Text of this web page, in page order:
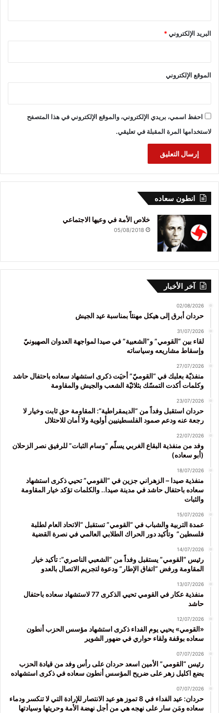
البريد الإلكتروني*
الموقع الإلكتروني
احفظ اسمي، بريدي الإلكتروني، والموقع الإلكتروني في هذا المتصفح
لاستخدامها المرة المقبلة في تعليقي.
انطون سعاده
خلاص الأمة في وعيها الاجتماعي
05/08/2018
آخر الأخبار
02/08/2026
حردان أبرق إلى هيكل مهنئاً بمناسبة عيد الجيش
31/07/2026
لقاء بين “القومي” و”الشعبية” في صيدا لمواجهة العدوان الصهيونيّ
وإسقاط مشاريعه وسياساته
27/07/2026
منفذيّة بعلبك في “القوميّ” أحيَت ذكرى استشهاد سعاده باحتفال حاشد
وكلمات أكدت التمسّك بثلاثيّة الشعب والجيش والمقاومة
23/07/2026
حردان استقبل وفداً من “الديمقراطية”: المقاومة حق ثابت وخيار لا
رجعة عنه ودعم صمود الفلسطينيين أولوية ولا أمان للاحتلال
22/07/2026
وفد من منفذية البقاع الغربي يسلّم “وسام الثبات” للرفيق نصر الزحلان
(أبو سعاده)
18/07/2026
منفذية صيدا – الزهراني جزين في “القومي” تحيي ذكرى استشهاد
سعاده باحتفال حاشد في مدينة صيدا.. والكلمات تؤكد خيار المقاومة
والثبات
15/07/2026
عمدة التربية والشباب في “القومي” تستقبل “الاتحاد العام لطلبة
فلسطين” وتأكيد دور الحراك الطلابي العالمي في نصرة القضية
14/07/2026
رئيس “القومي” يستقبل وفداً من “الشعبي الناصري”: تأكيد خيار
المقاومة ورفض “اتفاق الإطار” ودعوة لتجريم الاتصال بالعدو
13/07/2026
منفذية عكار في القومي تحيي الذكرى 77 لاستشهاد سعاده باحتفال
حاشد
12/07/2026
«القومي» يحيي يوم الفداء ذكرى استشهاد مؤسس الحزب أنطون
سعاده بوقفة ولقاء حواري في ضهور الشوير
07/07/2026
رئيس “القومي” الأمين اسعد حردان على رأس وفد من قيادة الحزب
يضع اكليل زهر على ضريح المؤسس أنطون سعاده في ذكرى استشهاده
07/07/2026
حردان: عيد الفداء في 8 تموز هو عيد الانتصار للإرادة التي لا تنكسر ودماء
سعاده ومَن سار على نهجه هي من أجل نهضة الأمة وحريتها وسيادتها